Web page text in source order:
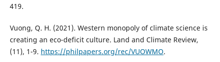
419.
Vuong, Q. H. (2021). Western monopoly of climate science is
creating an eco-deficit culture. Land and Climate Review,
(11), 1-9. https://philpapers.org/rec/VUOWMO.